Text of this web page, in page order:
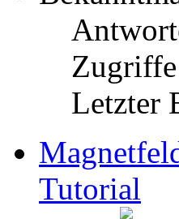
Zugriffe
Letzter
Tutorial